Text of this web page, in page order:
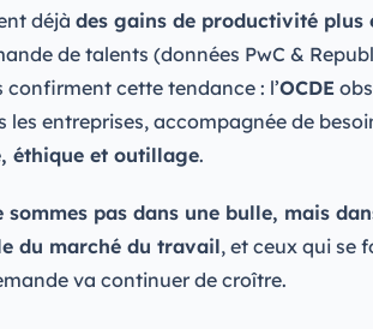
déjà des gains de productivité plus
de talents (données PwC &
confirment cette tendance : l’OCDE
les entreprises, accompagnée de
éthique et outillage.
sommes pas dans une bulle, mais
du marché du travail, et ceux qui se
va continuer de croître.